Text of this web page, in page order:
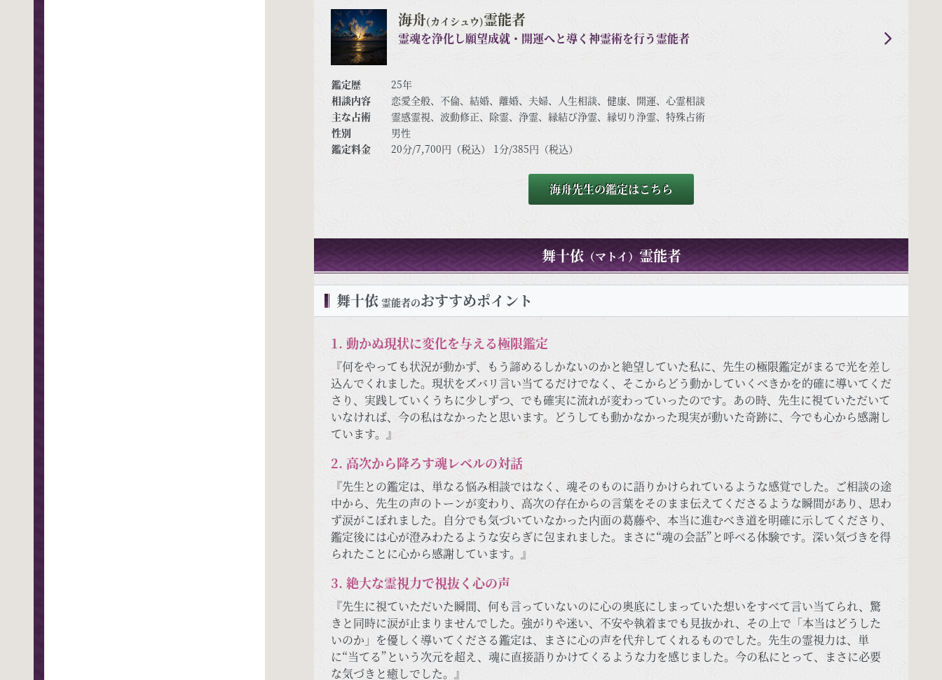
海舟(カイシュウ)霊能者
霊魂を浄化し願望成就・開運へと導く神霊術を行う霊能者
鑑定歴
25年
相談内容
恋愛全般、不倫、結婚、離婚、夫婦、人生相談、健康、開運、心霊相談
主な占術
霊感霊視、波動修正、除霊、浄霊、縁結び浄霊、縁切り浄霊、特殊占術
性別
男性
鑑定料金
20分/7,700円（税込） 1分/385円（税込）
海舟先生の鑑定はこちら
舞十依（マトイ）霊能者
舞十依 霊能者のおすすめポイント
1. 動かぬ現状に変化を与える極限鑑定
『何をやっても状況が動かず、もう諦めるしかないのかと絶望していた私に、先生の極限鑑定がまるで光を差し
込んでくれました。現状をズバリ言い当てるだけでなく、そこからどう動かしていくべきかを的確に導いてくだ
さり、実践していくうちに少しずつ、でも確実に流れが変わっていったのです。あの時、先生に視ていただいて
いなければ、今の私はなかったと思います。どうしても動かなかった現実が動いた奇跡に、今でも心から感謝し
ています。』
2. 高次から降ろす魂レベルの対話
『先生との鑑定は、単なる悩み相談ではなく、魂そのものに語りかけられているような感覚でした。ご相談の途
中から、先生の声のトーンが変わり、高次の存在からの言葉をそのまま伝えてくださるような瞬間があり、思わ
ず涙がこぼれました。自分でも気づいていなかった内面の葛藤や、本当に進むべき道を明確に示してくださり、
鑑定後には心が澄みわたるような安らぎに包まれました。まさに“魂の会話”と呼べる体験です。深い気づきを得
られたことに心から感謝しています。』
3. 絶大な霊視力で視抜く心の声
『先生に視ていただいた瞬間、何も言っていないのに心の奥底にしまっていた想いをすべて言い当てられ、驚
きと同時に涙が止まりませんでした。強がりや迷い、不安や執着までも見抜かれ、その上で「本当はどうした
いのか」を優しく導いてくださる鑑定は、まさに心の声を代弁してくれるものでした。先生の霊視力は、単
に“当てる”という次元を超え、魂に直接語りかけてくるような力を感じました。今の私にとって、まさに必要
な気づきと癒しでした。』